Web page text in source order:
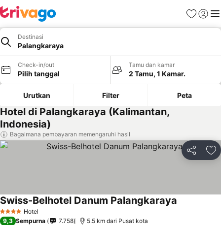
FavoritLogin
Destinasi
Palangkaraya
Check-in/out
Pilih tanggal
Tamu dan kamar
2 Tamu, 1 Kamar.
Urutkan Filter Peta
Hotel di Palangkaraya (Kalimantan,
Indonesia)
Bagaimana pembayaran memengaruhi hasil
Bagikan
4 BintangHotel
Swiss-Belhotel Danum Palangkaraya
9,3 Sempurna 7.758 5.5 km dari Pusat kota